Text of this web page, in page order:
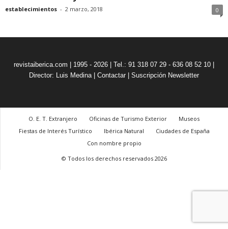
establecimientos - 2 marzo, 2018 0
revistaiberica.com | 1995 - 2026 | Tel.: 91 318 07 29 - 636 08 52 10 |
Director: Luis Medina | Contactar | Suscripción Newsletter
O. E. T. Extranjero Oficinas de Turismo Exterior
Museos
Fiestas de Interés Turístico
Ibérica Natural
Ciudades de España
Con nombre propio
© Todos los derechos reservados 2026